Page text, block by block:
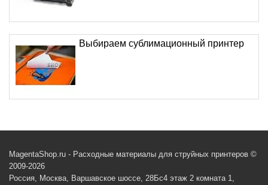
Выбираем сублимационный принтер
MagentaShop.ru - Расходные материалы для струйных принтеров ©
2009-2026
Россия, Москва, Варшавское шоссе, 28Бс4 этаж 2 комната 1,